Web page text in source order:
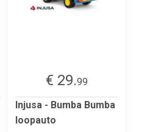
€ 29.99
Injusa - Bumba Bumba
loopauto